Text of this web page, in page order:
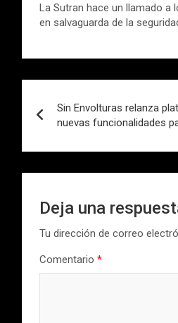
La Sutran hace un llamado a
en salvaguarda de la
de
entradas
Sin Envolturas relanza
nuevas funcionalidades
Deja una
Tu dirección de correo
Comentario*